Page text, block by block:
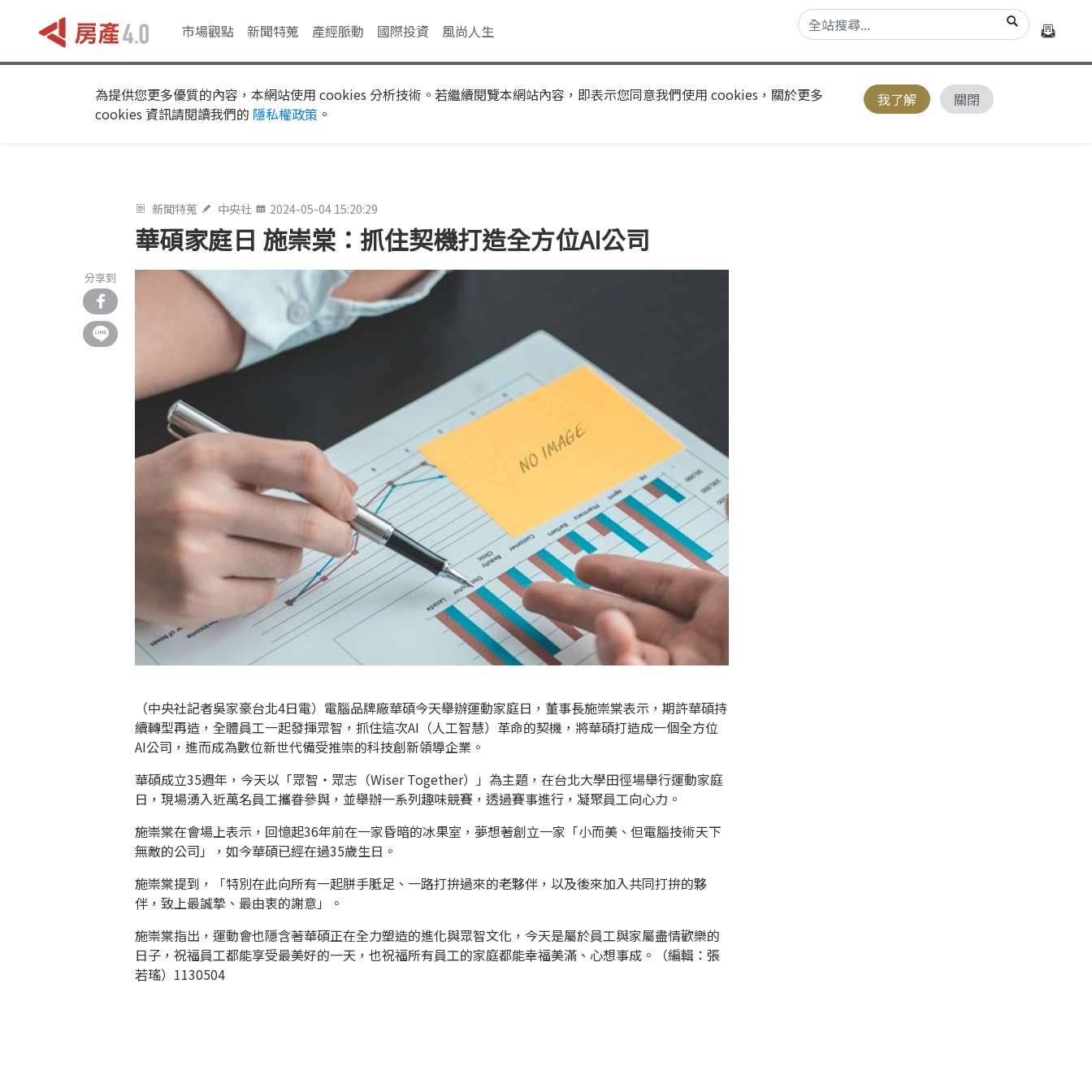
市場觀點 新聞特蒐 產經脈動 國際投資 風尚人生
為提供您更多優質的內容，本網站使用 cookies 分析技術。若繼續閱覽本網站內容，即表示您同意我們使用 cookies，關於更多
cookies 資訊請閱讀我們的 隱私權政策 。
我了解 關閉
新聞特蒐 中央社 2024-05-04 15:20:29
華碩家庭日 施崇棠：抓住契機打造全方位AI公司
分享到
（中央社記者吳家豪台北4日電）電腦品牌廠華碩今天舉辦運動家庭日，董事長施崇棠表示，期許華碩持
續轉型再造，全體員工一起發揮眾智，抓住這次AI（人工智慧）革命的契機，將華碩打造成一個全方位
AI公司，進而成為數位新世代備受推崇的科技創新領導企業。
華碩成立35週年，今天以「眾智‧眾志（Wiser Together）」為主題，在台北大學田徑場舉行運動家庭
日，現場湧入近萬名員工攜眷參與，並舉辦一系列趣味競賽，透過賽事進行，凝聚員工向心力。
施崇棠在會場上表示，回憶起36年前在一家昏暗的冰果室，夢想著創立一家「小而美、但電腦技術天下
無敵的公司」，如今華碩已經在過35歲生日。
施崇棠提到，「特別在此向所有一起胼手胝足、一路打拚過來的老夥伴，以及後來加入共同打拚的夥
伴，致上最誠摯、最由衷的謝意」。
施崇棠指出，運動會也隱含著華碩正在全力塑造的進化與眾智文化，今天是屬於員工與家屬盡情歡樂的
日子，祝福員工都能享受最美好的一天，也祝福所有員工的家庭都能幸福美滿、心想事成。（編輯：張
若瑤）1130504